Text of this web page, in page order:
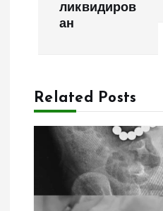
ц
ликвидиров
ан
Related Posts